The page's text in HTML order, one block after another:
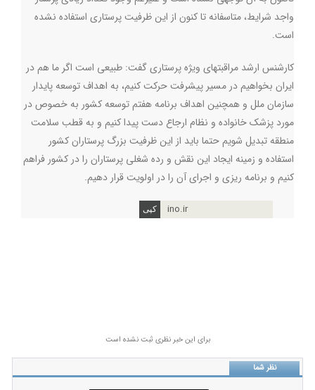
واجد شرایط، متاسفانه تا کنون از این ظرفیت پرستاری استفاده نشده
است.
کارشنس ارشد مراقبتهای ویژه پرستاری گفت: طبیعی است اگر ما هم در
ایران بخواهیم در مسیر پیشرفت حرکت کنیم، به اهداف توسعه پایدار
سازمان ملل و همچنین اهداف برنامه هفتم توسعه کشور به خصوص در
مورد پزشک خانواده و نظام ارجاع دست پیدا کنیم و به قطب سلامت
منطقه تبدیل شویم حتما باید از این ظرفیت بزرگ پرستاران کشور
استفاده و زمینه ایجاد این نقش و رده شغلی پرستاران را در کشور فراهم
کنیم و برنامه ریزی و اجرای آن را در اولویت قرار دهیم.
ino.ir
برای این خبر نظری ثبت نشده است
نظر شما